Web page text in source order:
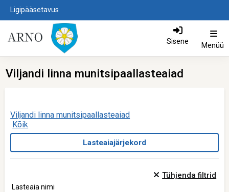
Ligipääsetavus
Menüü
Sisene
Viljandi linna munitsipaallasteaiad
Viljandi linna munitsipaallasteaiad
Kõik
Lasteaia nimi
Tühjenda filtrid